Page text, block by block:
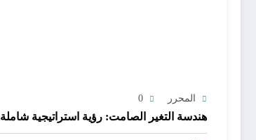
المحرر 0
هندسة التغير الصامت: رؤية استراتيجية شاملة